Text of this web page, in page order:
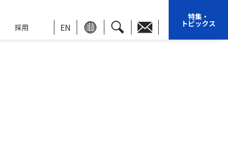
採用 EN
特集・
トピックス